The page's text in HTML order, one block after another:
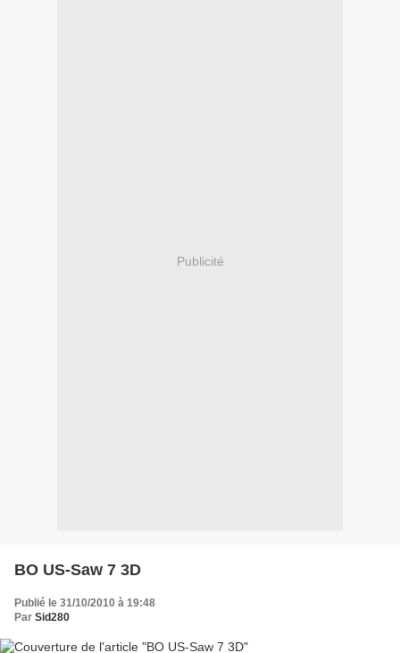
Publicité
BO US-Saw 7 3D
Publié le 31/10/2010 à 19:48
Par Sid280